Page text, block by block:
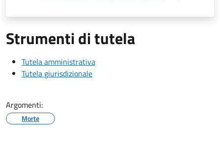
Strumenti di tutela
Tutela amministrativa
Tutela giurisdizionale
Argomenti:
Morte